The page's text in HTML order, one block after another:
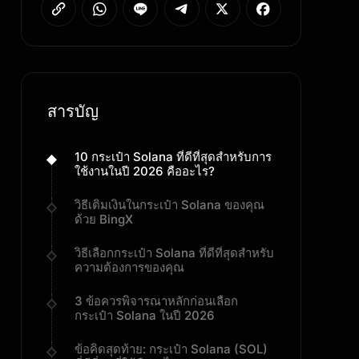
สารบัญ
10 กระเป๋า Solana ที่ดีที่สุดสำหรับการ
ใช้งานในปี 2026 คืออะไร?
วิธีเติมเงินในกระเป๋า Solana ของคุณ
ด้วย BingX
วิธีเลือกกระเป๋า Solana ที่ดีที่สุดสำหรับ
ความต้องการของคุณ
3 ข้อควรพิจารณาหลักก่อนเลือก
กระเป๋า Solana ในปี 2026
ข้อคิดสุดท้าย: กระเป๋า Solana (SOL)